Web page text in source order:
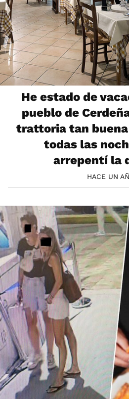
He estado de
pueblo de
trattoria tan
todas las
arrepentí la
HACE UN